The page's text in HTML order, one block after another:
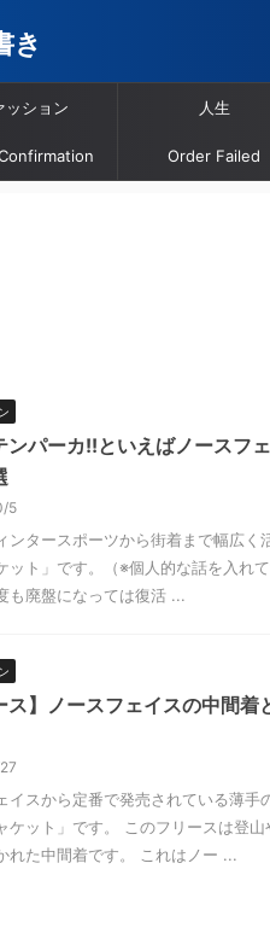
き
ッション 人生
Order Failed
ンパーカ!!といえばノースフ
5
ンタースポーツから街着まで幅広く
ット」です。（※個人的な話を入
も廃盤になっては復活 ...
ス】ノースフェイスの中間
イスから定番で発売されている薄
ケット」です。 このフリースは登
れた中間着です。 これはノー ...